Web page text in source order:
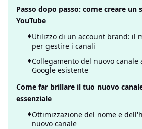
Passo dopo passo: come creare un
YouTube
Utilizzo di un account brand: il
per gestire i canali
Collegamento del nuovo canale
Google esistente
Come far brillare il tuo nuovo
essenziale
Ottimizzazione del nome e
nuovo canale